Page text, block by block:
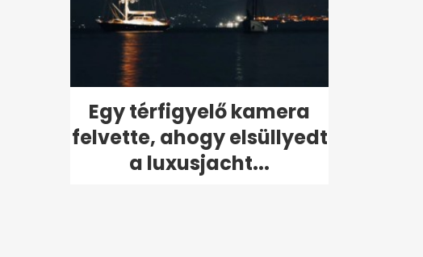
Egy térfigyelő kamera
felvette, ahogy elsüllyedt
a luxusjacht...